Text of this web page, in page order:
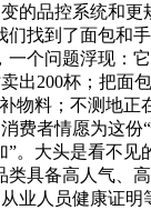
的品控系统和
们找到了面包和
一个问题浮现：
出200杯；把面
物料；不测地
费者情愿为这
”。大头是看不
类具备高人气、
业人员健康证